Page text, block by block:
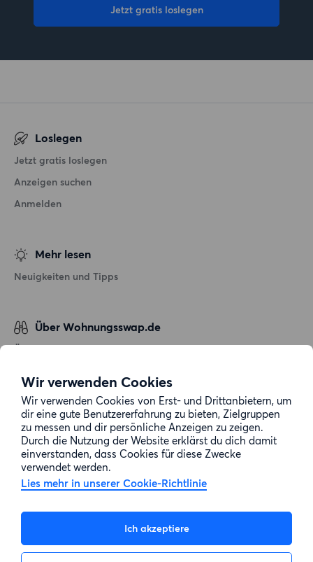
Wir verwenden Cookies
Wir verwenden Cookies von Erst- und Drittanbietern, um
dir eine gute Benutzererfahrung zu bieten, Zielgruppen
zu messen und dir persönliche Anzeigen zu zeigen.
Durch die Nutzung der Website erklärst du dich damit
einverstanden, dass Cookies für diese Zwecke
verwendet werden.
Lies mehr in unserer Cookie-Richtlinie
Ich akzeptiere
Jetzt gratis loslegen
Loslegen
Jetzt gratis loslegen
Anzeigen suchen
Anmelden
Mehr lesen
Neuigkeiten und Tipps
Über Wohnungsswap.de
Über uns
Datenschutz
Cookie-Richtlinie
Sitemap